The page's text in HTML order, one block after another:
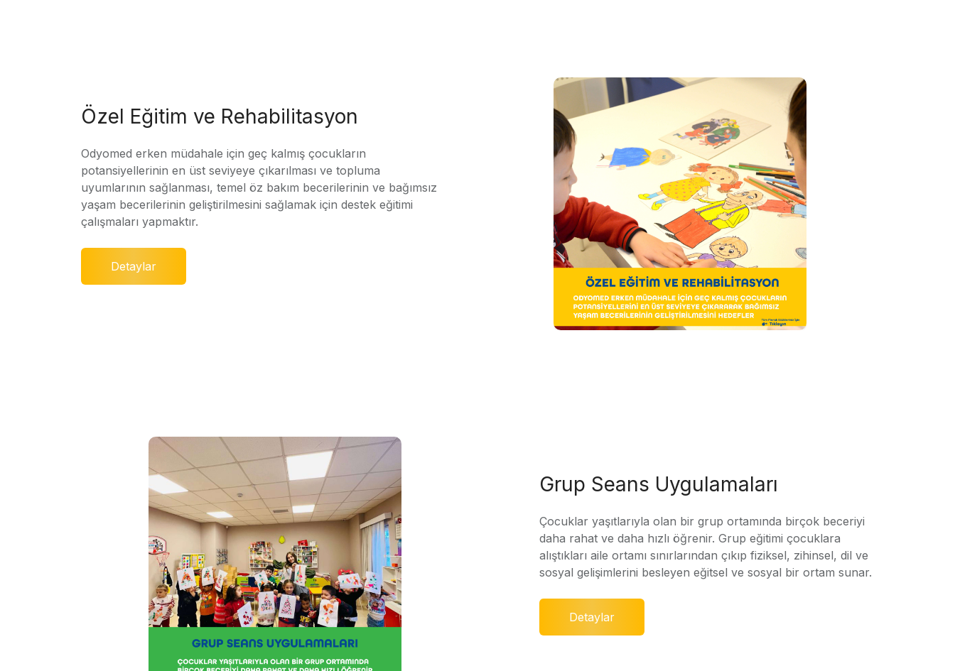
Özel Eğitim ve Rehabilitasyon
Odyomed erken müdahale için geç kalmış çocukların
potansiyellerinin en üst seviyeye çıkarılması ve topluma
uyumlarının sağlanması, temel öz bakım becerilerinin ve bağımsız
yaşam becerilerinin geliştirilmesini sağlamak için destek eğitimi
çalışmaları yapmaktır.
Detaylar
Grup Seans Uygulamaları
Çocuklar yaşıtlarıyla olan bir grup ortamında birçok beceriyi
daha rahat ve daha hızlı öğrenir. Grup eğitimi çocuklara
alıştıkları aile ortamı sınırlarından çıkıp fiziksel, zihinsel, dil ve
sosyal gelişimlerini besleyen eğitsel ve sosyal bir ortam sunar.
Detaylar